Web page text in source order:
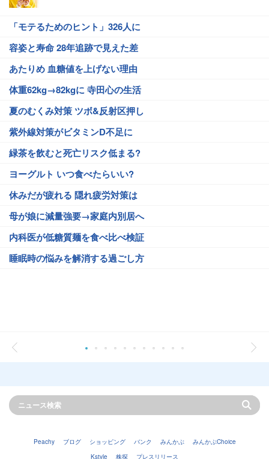
「モテるためのヒント」326人に
容姿と寿命 28年追跡で見えた差
あたりめ 血糖値を上げない理由
体重62kg→82kgに 寺田心の生活
夏のむくみ対策 ツボ&反射区押し
紫外線対策がビタミンD不足に
緑茶を飲むと死亡リスク低まる?
ヨーグルト いつ食べたらいい?
休みだが疲れる 隠れ疲労対策は
母が娘に減量強要→家庭内別居へ
内科医が低糖質麺を食べ比べ検証
睡眠時の悩みを解消する過ごし方
Peachy ブログ ショッピング バンク みんかぶ
みんかぶChoice
Kstyle
株探 プレスリリース